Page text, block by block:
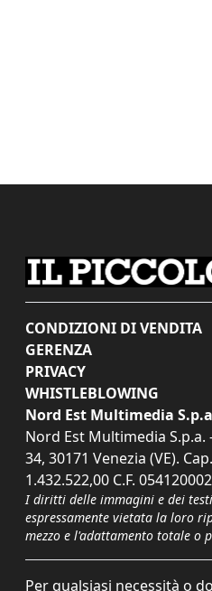
CONDIZIONI DI VENDITA
GERENZA
PRIVACY
WHISTLEBLOWING
Nord Est Multimedia
Nord Est Multimedia S.p.a.
34, 30171 Venezia (VE).
1.432.522,00 C.F.
I diritti delle immagini e dei
espressamente vietata la loro
mezzo e l'adattamento totale o
Per qualsiasi necessità o